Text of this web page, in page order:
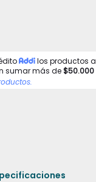
los productos a
sumar más de$50.000